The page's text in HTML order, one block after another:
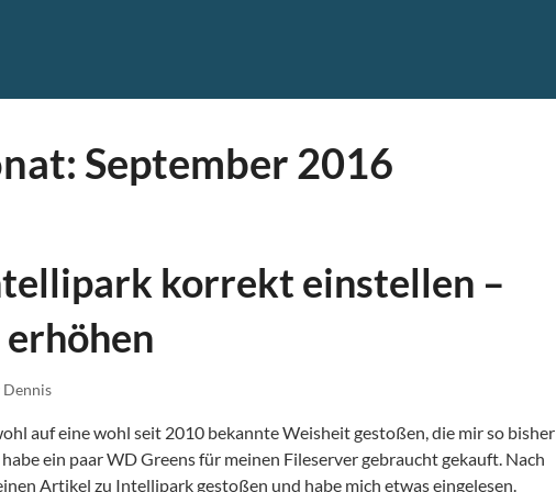
September 2016
korrekt einstellen –
Dennis
auf eine wohl seit 2010 bekannte Weisheit gestoßen, die mir so bisher
ein paar WD Greens für meinen Fileserver gebraucht gekauft. Nach
Artikel zu Intellipark gestoßen und habe mich etwas eingelesen.